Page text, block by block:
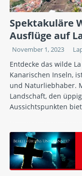
Spektakuläre
Ausflüge auf
November 1, 2023
Entdecke das wilde
Kanarischen Inseln,
und Naturliebhaber.
Landschaft, den
Aussichtspunkten